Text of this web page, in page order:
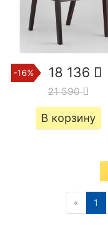
-16% 18 136
21 590
В корзину
« 1